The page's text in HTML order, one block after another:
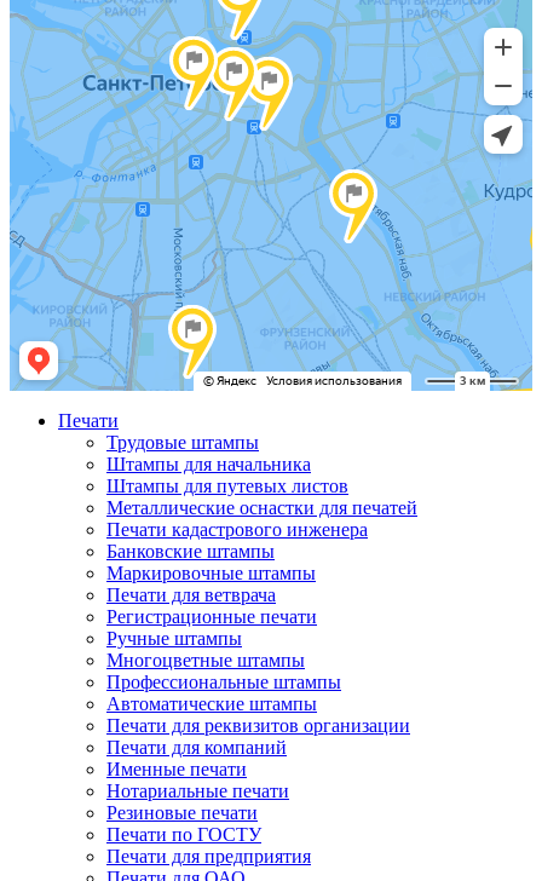
Печати
Трудовые штампы
Штампы для начальника
Штампы для путевых листов
Металлические оснастки для печатей
Печати кадастрового инженера
Банковские штампы
Маркировочные штампы
Печати для ветврача
Регистрационные печати
Ручные штампы
Многоцветные штампы
Профессиональные штампы
Автоматические штампы
Печати для реквизитов организации
Печати для компаний
Именные печати
Нотариальные печати
Резиновые печати
Печати по ГОСТУ
Печати для предприятия